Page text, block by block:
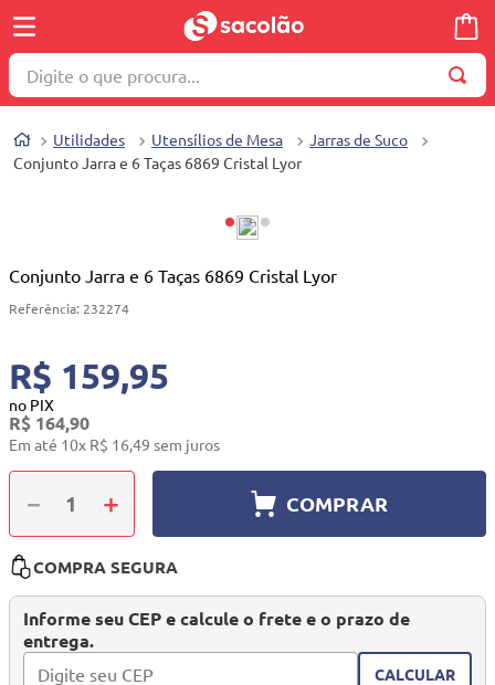
Digite o que procura...
Utilidades Utensílios de Mesa
Jarras de Suco
Conjunto Jarra e 6 Taças 6869 Cristal Lyor
Conjunto Jarra e 6 Taças 6869 Cristal Lyor
Referência: 232274
R$ 159,95
no PIX
R$ 164,90
Em até 10x R$ 16,49 sem juros
＋
－ COMPRAR
COMPRA SEGURA
Informe seu CEP e calcule o frete e o prazo de
entrega.
CALCULAR
1º
wella
3º
4º
toalha
10
quadriciclo